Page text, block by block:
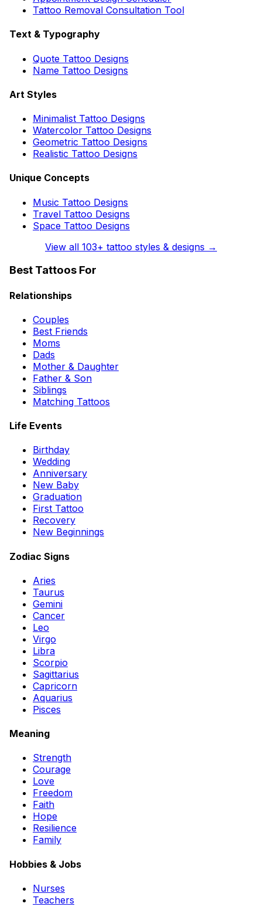
Tattoo Removal Consultation Tool
Text & Typography
Quote Tattoo Designs
Name Tattoo Designs
Art Styles
Minimalist Tattoo Designs
Watercolor Tattoo Designs
Geometric Tattoo Designs
Realistic Tattoo Designs
Unique Concepts
Music Tattoo Designs
Travel Tattoo Designs
Space Tattoo Designs
View all 103+ tattoo styles & designs →
Best Tattoos For
Relationships
Couples
Best Friends
Moms
Dads
Mother & Daughter
Father & Son
Siblings
Matching Tattoos
Life Events
Birthday
Wedding
Anniversary
New Baby
Graduation
First Tattoo
Recovery
New Beginnings
Zodiac Signs
Aries
Taurus
Gemini
Cancer
Leo
Virgo
Libra
Scorpio
Sagittarius
Capricorn
Aquarius
Pisces
Meaning
Strength
Courage
Love
Freedom
Faith
Hope
Resilience
Family
Hobbies & Jobs
Nurses
Teachers